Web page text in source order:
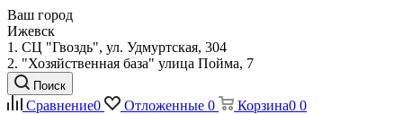
Ваш город
Ижевск
1. СЦ "Гвоздь", ул. Удмуртская, 304
2. "Хозяйственная база" улица Пойма, 7
Поиск
Сравнение0 Отложенные 0 Корзина0 0